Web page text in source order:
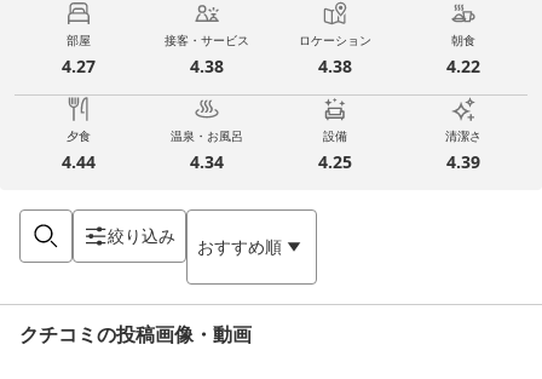
部屋
4.27
接客・サービス
4.38
ロケーション
4.38
朝食
4.22
夕食
4.44
温泉・お風呂
4.34
設備
4.25
清潔さ
4.39
絞り込み おすすめ順
クチコミの投稿画像・動画